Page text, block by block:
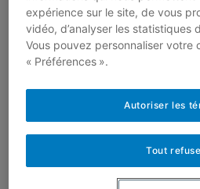
Formatrice
Yangchen Sotse
Étudiante au doctorat en
l’UQAM,
expérience sur le site, de vous
vidéo, d’analyser les statistiques
Vous pouvez personnaliser votre
« Préférences ».
Tout
Autoriser les